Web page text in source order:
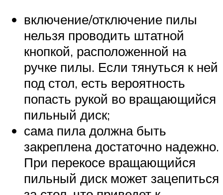
включение/отключение пилы
нельзя проводить штатной
кнопкой, расположенной на
ручке пилы. Если тянуться к ней
под стол, есть вероятность
попасть рукой во вращающийся
пильный диск;
сама пила должна быть
закреплена достаточно надежно.
При перекосе вращающийся
пильный диск может зацепиться